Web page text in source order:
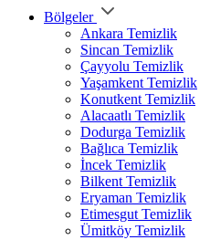
Bölgeler
Ankara Temizlik
Sincan Temizlik
Çayyolu Temizlik
Yaşamkent Temizlik
Konutkent Temizlik
Alacaatlı Temizlik
Dodurga Temizlik
Bağlıca Temizlik
İncek Temizlik
Bilkent Temizlik
Eryaman Temizlik
Etimesgut Temizlik
Ümitköy Temizlik